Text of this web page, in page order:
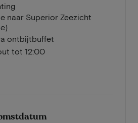
naar Superior Zeezicht
ontbijtbuffet
tot 12:00